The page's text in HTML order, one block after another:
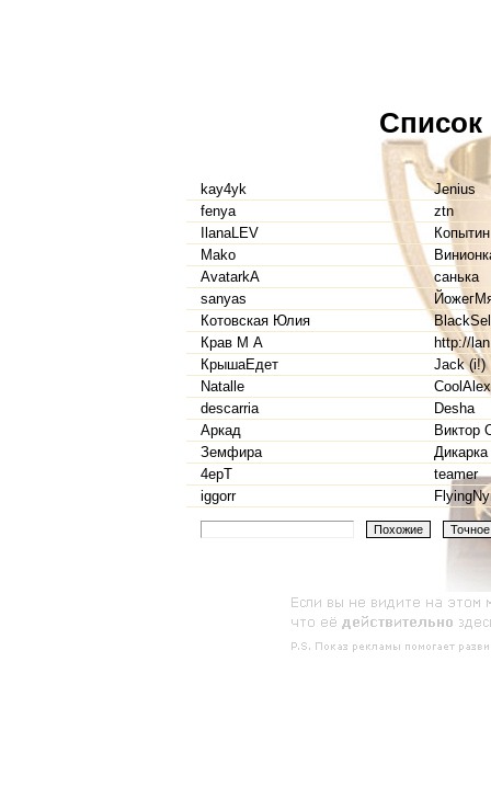
Список
kay4yk
Jenius
fenya
ztn
IlanaLEV
Mako
AvatarkA
санька
sanyas
Котовская Юлия
Крав М А
http://
КрышаЕдет
Jack (i!)
Natalle
descarria
Desha
Аркад
Виктор
Земфира
Дикарка
4epT
teamer
iggorr